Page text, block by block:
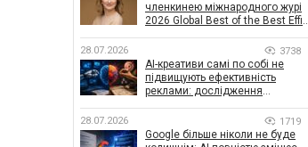
членкинею міжнародного журі
2026 Global Best of the Best Effie
28.07.2026 3738
AI-креативи самі по собі не
підвищують ефективність
реклами: дослідження
впливає на ефективність
кампаній
28.07.2026 1719
Google більше ніколи не буде